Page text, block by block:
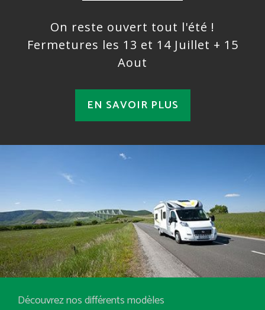
On reste ouvert tout l'été !
Fermetures les 13 et 14 Juillet + 15
Aout
EN SAVOIR PLUS
Découvrez nos différents modèles